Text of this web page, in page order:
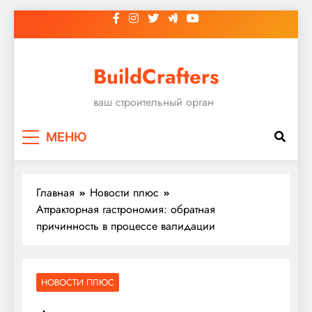
к
BuildCrafters
ваш строительный орган
МЕНЮ
Главная
Новости плюс
Аттракторная гастрономия: обратная
причинность в процессе валидации
НОВОСТИ ПЛЮС